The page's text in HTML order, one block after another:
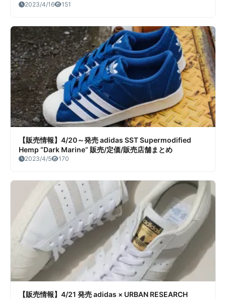
2023/4/16 151
【販売情報】4/20～発売 adidas SST Supermodified
Hemp “Dark Marine” 販売/定価/販売店舗まとめ
2023/4/5 170
【販売情報】4/21 発売 adidas × URBAN RESEARCH